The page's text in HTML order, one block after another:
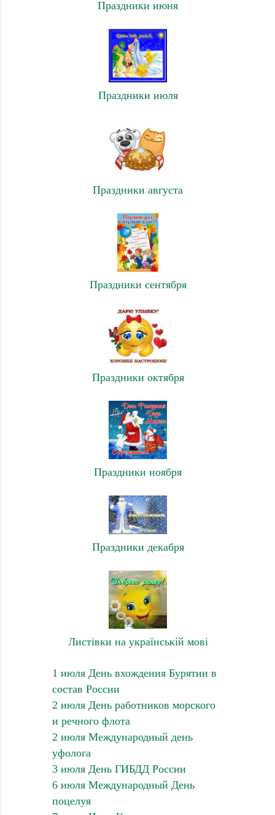
Праздники июня
Праздники июля
Праздники августа
Праздники сентября
Праздники октября
Праздники ноября
Праздники декабря
Листівки на українській мові
1 июля День вхождения Бурятии в
состав России
2 июля День работников морского
и речного флота
2 июля Международный день
уфолога
3 июля День ГИБДД России
6 июля Международный День
поцелуя